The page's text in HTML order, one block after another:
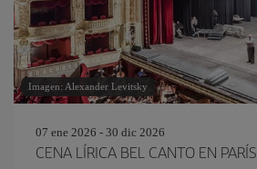
Imagen: Alexander Levitsky
07 ene 2026 - 30 dic 2026
CENA LÍRICA BEL CANTO EN PARÍS